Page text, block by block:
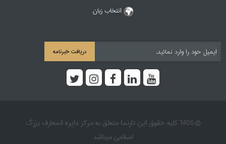
انتخاب زبان
دریافت خبرنامه
© 1405 کلیه حقوق این تارنما متعلق به مرکز دایره المعارف بزرگ
اسلامی میباشد